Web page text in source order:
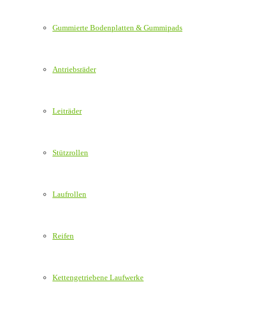
Gummierte Bodenplatten & Gummipads
Antriebsräder
Leiträder
Stützrollen
Laufrollen
Reifen
Kettengetriebene Laufwerke